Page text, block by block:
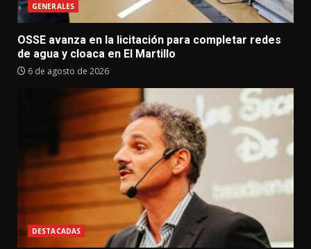
GENERALES
OSSE avanza en la licitación para completar redes
de agua y cloaca en El Martillo
6 de agosto de 2026
DESTACADAS